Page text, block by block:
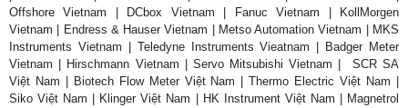
Offshore Vietnam | DCbox Vietnam | Fanuc Vietnam | KollMorgen
Vietnam | Endress & Hauser Vietnam | Metso Automation Vietnam | MKS
Instruments Vietnam | Teledyne Instruments Vieatnam | Badger Meter
Vietnam | Hirschmann Vietnam | Servo Mitsubishi Vietnam | SCR SA
Việt Nam | Biotech Flow Meter Việt Nam | Thermo Electric Việt Nam |
Siko Việt Nam | Klinger Việt Nam | HK Instrument Việt Nam | Magnetrol